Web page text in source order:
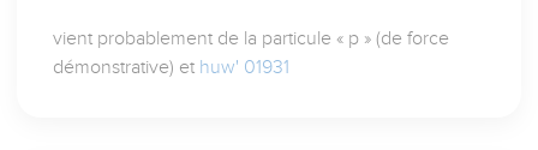
vient probablement de la particule « p » (de force
démonstrative) et huw' 01931